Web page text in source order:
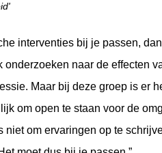
interventies bij je passen,
onderzoeken naar de effecten
Maar bij deze groep is er
om open te staan voor de
om ervaringen op te